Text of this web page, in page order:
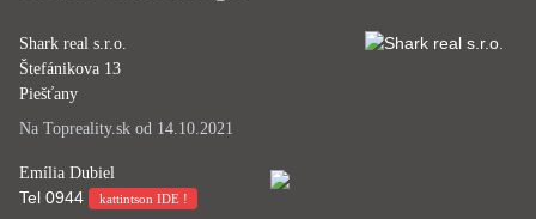
Shark real s.r.o.
Štefánikova 13
Piešťany
Na Topreality.sk od 14.10.2021
Emília Dubiel
Tel 0944 kattintson IDE !